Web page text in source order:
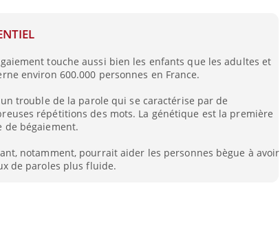
touche aussi bien les enfants que les adultes et
environ 600.000 personnes en France.
un trouble de la parole qui se caractérise par de
répétitions des mots. La génétique est la première
de bégaiement.
notamment, pourrait aider les personnes bègue à avoir
de paroles plus fluide.
diabète de type 2
chez les
les soignants.